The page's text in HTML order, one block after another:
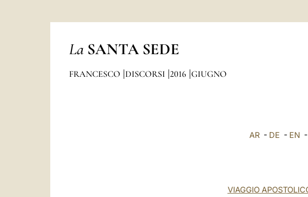
La SANTA SEDE
FRANCESCO DISCORSI 2016 GIUGNO
AR - DE - EN -
VIAGGIO